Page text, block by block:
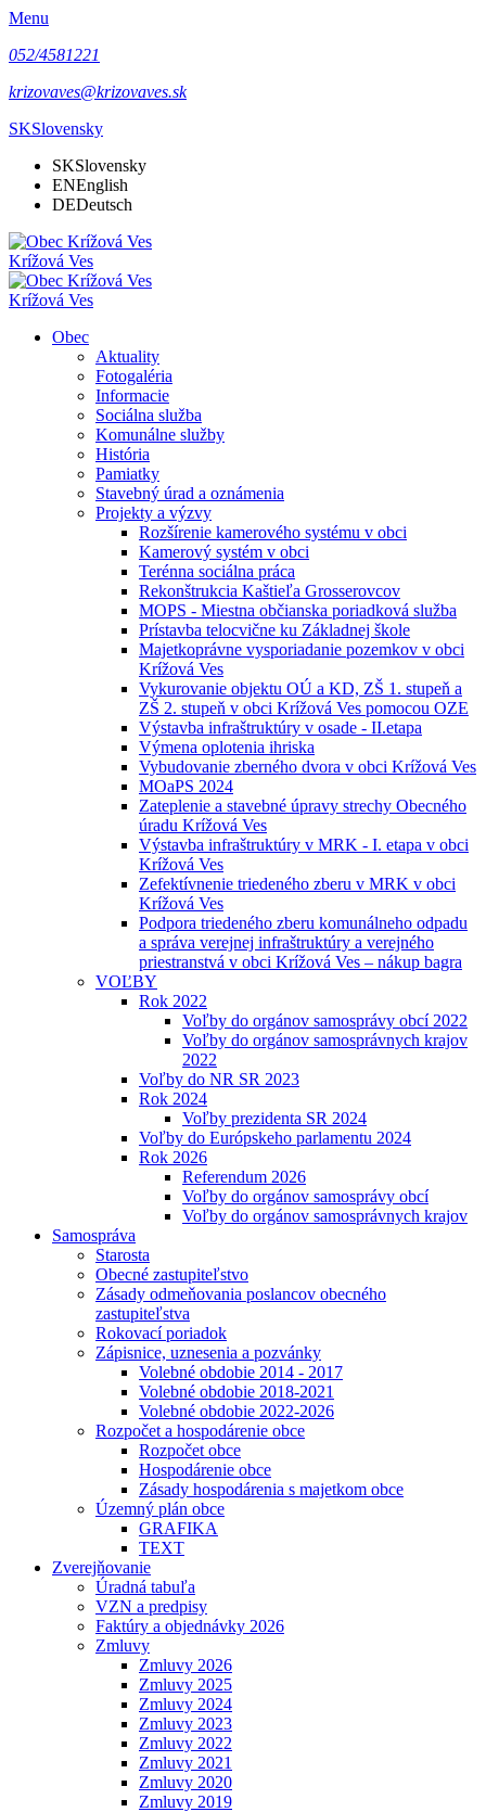
Menu
052/4581221
krizovaves@krizovaves.sk
SKSlovensky
SKSlovensky
ENEnglish
DEDeutsch
Krížová Ves
Krížová Ves
Obec
Aktuality
Fotogaléria
Informacie
Sociálna služba
Komunálne služby
História
Pamiatky
Stavebný úrad a oznámenia
Projekty a výzvy
Rozšírenie kamerového systému v obci
Kamerový systém v obci
Terénna sociálna práca
Rekonštrukcia Kaštieľa Grosserovcov
MOPS - Miestna občianska poriadková služba
Prístavba telocvične ku Základnej škole
Majetkoprávne vysporiadanie pozemkov v obci
Krížová Ves
Vykurovanie objektu OÚ a KD, ZŠ 1. stupeň a
ZŠ 2. stupeň v obci Krížová Ves pomocou OZE
Výstavba infraštruktúry v osade - II.etapa
Výmena oplotenia ihriska
Vybudovanie zberného dvora v obci Krížová Ves
MOaPS 2024
Zateplenie a stavebné úpravy strechy Obecného
úradu Krížová Ves
Výstavba infraštruktúry v MRK - I. etapa v obci
Krížová Ves
Zefektívnenie triedeného zberu v MRK v obci
Krížová Ves
Podpora triedeného zberu komunálneho odpadu
a správa verejnej infraštruktúry a verejného
priestranstvá v obci Krížová Ves – nákup bagra
VOĽBY
Rok 2022
Voľby do orgánov samosprávy obcí 2022
Voľby do orgánov samosprávnych krajov
2022
Voľby do NR SR 2023
Rok 2024
Voľby prezidenta SR 2024
Voľby do Európskeho parlamentu 2024
Rok 2026
Referendum 2026
Voľby do orgánov samosprávy obcí
Voľby do orgánov samosprávnych krajov
Samospráva
Starosta
Obecné zastupiteľstvo
Zásady odmeňovania poslancov obecného
zastupiteľstva
Rokovací poriadok
Zápisnice, uznesenia a pozvánky
Volebné obdobie 2014 - 2017
Volebné obdobie 2018-2021
Volebné obdobie 2022-2026
Rozpočet a hospodárenie obce
Rozpočet obce
Hospodárenie obce
Zásady hospodárenia s majetkom obce
Územný plán obce
GRAFIKA
TEXT
Zverejňovanie
Úradná tabuľa
VZN a predpisy
Faktúry a objednávky 2026
Zmluvy
Zmluvy 2026
Zmluvy 2025
Zmluvy 2024
Zmluvy 2023
Zmluvy 2022
Zmluvy 2021
Zmluvy 2020
Zmluvy 2019